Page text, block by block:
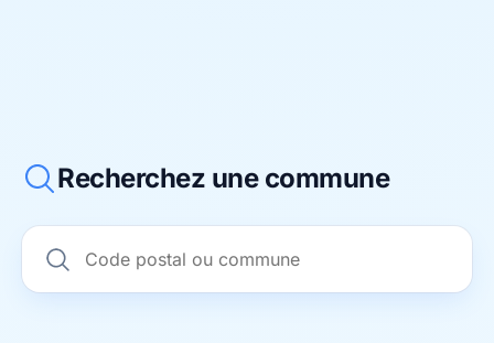
Recherchez une commune